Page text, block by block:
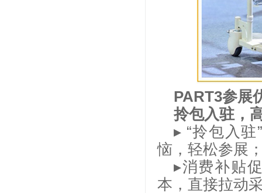
PART3参展
拎包入驻，
▸ “拎包入
恼，轻松参展
▸消费补贴
本，直接拉动